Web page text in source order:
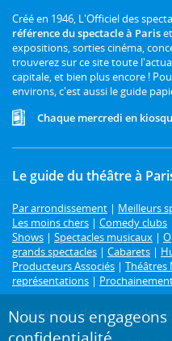
Créé en 1946, L'Officiel des
référence du spectacle à Paris
expositions, sorties cinéma,
trouverez sur ce site toute
capitale, et bien plus encore !
environs, c'est aussi le guide
Chaque mercredi en
Le guide du théâtre à
Par arrondissement | Meilleurs
Les moins chers | Comedy clubs
Shows | Spectacles musicaux |
grands spectacles | Cabarets |
Producteurs Associés | Théâtres
représentations |
Programme des spectacles
Nous nous